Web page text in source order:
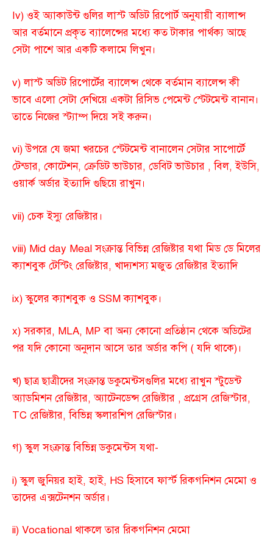
Iv) ওই অ্যাকাউন্ট গুলির লাস্ট অডিট রিপোর্ট অনুযায়ী ব্যালান্স
আর বর্তমানে প্রকৃত ব্যালেন্সের মধ্যে কত টাকার পার্থক্য আছে
সেটা পাশে আর একটি কলামে লিখুন।
v) লাস্ট অডিট রিপোর্টের ব্যালেন্স থেকে বর্তমান ব্যালেন্স কী
ভাবে এলো সেটা দেখিয়ে একটা রিসিভ পেমেন্ট স্টেটমেন্ট বানান।
তাতে নিজের স্ট্যাম্প দিয়ে সই করুন।
vi) উপরে যে জমা খরচের স্টেটমেন্ট বানালেন সেটার সাপোর্টে
টেন্ডার, কোটেশন, ক্রেডিট ভাউচার, ডেবিট ভাউচার , বিল, ইউসি,
ওয়ার্ক অর্ডার ইত্যাদি গুছিয়ে রাখুন।
vii) চেক ইস্যু রেজিষ্টার।
viii) Mid day Meal সংক্রান্ত বিভিন্ন রেজিষ্টার যথা মিড ডে মিলের
ক্যাশবুক টেস্টিং রেজিষ্টার, খাদ্যশস্য মজুত রেজিষ্টার ইত্যাদি
ix) স্কুলের ক্যাশবুক ও SSM ক্যাশবুক।
x) সরকার, MLA, MP বা অন্য কোনো প্রতিষ্ঠান থেকে অডিটের
পর যদি কোনো অনুদান আসে তার অর্ডার কপি ( যদি থাকে)।
খ) ছাত্র ছাত্রীদের সংক্রান্ত ডকুমেন্টসগুলির মধ্যে রাখুন স্টুডেন্ট
অ্যাডমিশন রেজিষ্টার, অ্যাটেনডেন্স রেজিষ্টার , প্রগ্রেস রেজিস্টার,
TC রেজিষ্টার, বিভিন্ন স্কলারশিপ রেজিস্টার।
গ) স্কুল সংক্রান্ত বিভিন্ন ডকুমেন্টস যথা-
i) স্কুল জুনিয়র হাই, হাই, HS হিসাবে ফার্স্ট রিকগনিশন মেমো ও
তাদের এক্সটেনশন অর্ডার।
ii) Vocational থাকলে তার রিকগনিশন মেমো